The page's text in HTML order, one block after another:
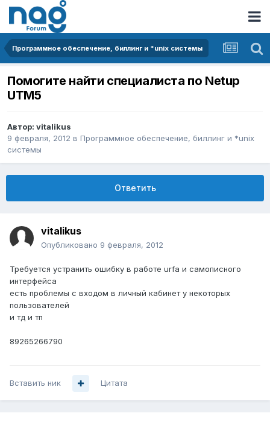
Программное обеспечение, биллинг и *unix системы
Помогите найти специалиста по Netup
UTM5
Автор: vitalikus
9 февраля, 2012 в Программное обеспечение, биллинг и *unix
системы
Ответить
vitalikus
Опубликовано 9 февраля, 2012
Требуется устранить ошибку в работе urfa и самописного
интерфейса
есть проблемы с входом в личный кабинет у некоторых
пользователей
и тд и тп
89265266790
Вставить ник Цитата